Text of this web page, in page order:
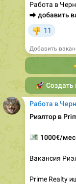
Работа в
⮕добавить
11
Добавить
Создать
Работа в
Риэлтор в
1000€/мес
Вакансия
Prime Realty